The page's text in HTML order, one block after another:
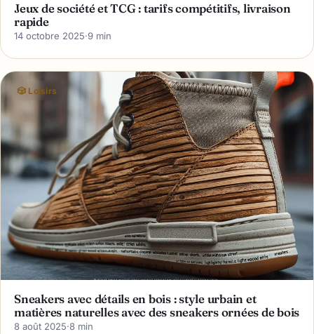
Jeux de société et TCG : tarifs compétitifs, livraison
rapide
14 octobre 2025·9 min
🎲 Loisirs
Sneakers avec détails en bois : style urbain et
matières naturelles avec des sneakers ornées de bois
8 août 2025·8 min